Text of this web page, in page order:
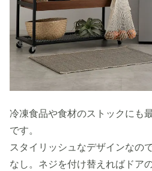
冷凍食品や食材のストックにも
です。
スタイリッシュなデザインなの
なし。ネジを付け替えればドア